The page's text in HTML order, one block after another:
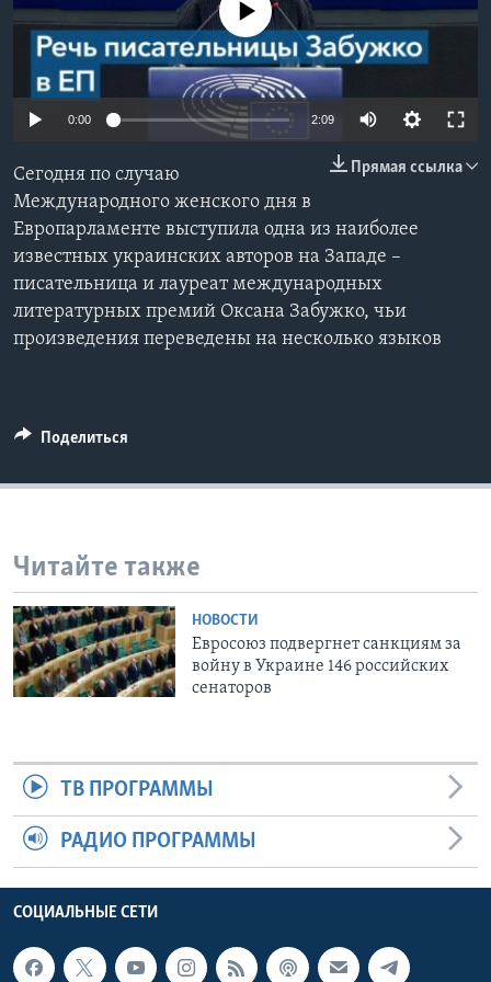
Learning English
СОЦИАЛЬНЫЕ СЕТИ
Языки
No media source currently available
0:00 2:09
Прямая ссылка
Сегодня по случаю
Международного женского дня в
Европарламенте выступила одна из наиболее
известных украинских авторов на Западе –
писательница и лауреат международных
литературных премий Оксана Забужко, чьи
произведения переведены на несколько языков
Поделиться
Читайте также
НОВОСТИ
Евросоюз подвергнет санкциям за
войну в Украине 146 российских
сенаторов
ТВ ПРОГРАММЫ
РАДИО ПРОГРАММЫ
СОЦИАЛЬНЫЕ СЕТИ